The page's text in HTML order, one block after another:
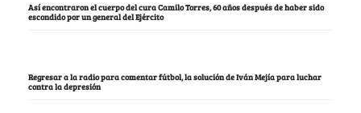
Así encontraron el cuerpo del cura Camilo Torres, 60 años después de haber sido
escondido por un general del Ejército
Regresar a la radio para comentar fútbol, la solución de Iván Mejía para luchar
contra la depresión